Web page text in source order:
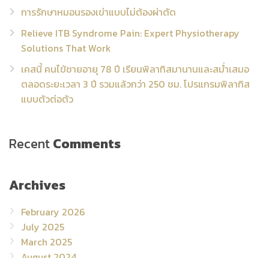
การรักษาหมอนรองเข่าแบบไม่ต้องผ่าตัด
Relieve ITB Syndrome Pain: Expert Physiotherapy
Solutions That Work
เคสนี้ คนไข้ชายอายุ 78 ปี เรียนพิลาทิสมานานและสม่ำเสมอ
ตลอดระยะเวลา 3 ปี รวมแล้วกว่า 250 ชม. โปรแกรมพิลาทิส
แบบตัวต่อตัว
RecentComments
Archives
February 2026
July 2025
March 2025